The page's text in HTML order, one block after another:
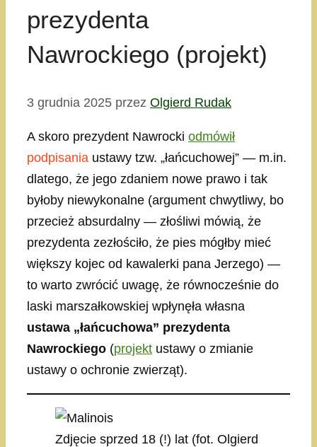
prezydenta
Nawrockiego (projekt)
3 grudnia 2025 przez Olgierd Rudak
A skoro prezydent Nawrocki odmówił
podpisania ustawy tzw. „łańcuchowej” — m.in.
dlatego, że jego zdaniem nowe prawo i tak
byłoby niewykonalne (argument chwytliwy, bo
przecież absurdalny — złośliwi mówią, że
prezydenta zezłościło, że pies mógłby mieć
większy kojec od kawalerki pana Jerzego) —
to warto zwrócić uwagę, że równocześnie do
laski marszałkowskiej wpłynęła własna
ustawa „łańcuchowa” prezydenta
Nawrockiego (projekt ustawy o zmianie
ustawy o ochronie zwierząt).
Zdjęcie sprzed 18 (!) lat (fot. Olgierd